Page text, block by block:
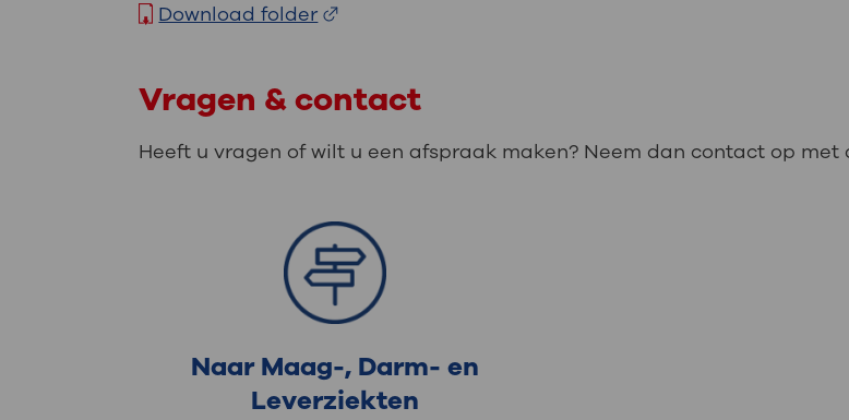
Download folder
Vragen & contact
Heeft u vragen of wilt u een afspraak maken? Neem dan contact op
Naar Maag-, Darm- en
Leverziekten